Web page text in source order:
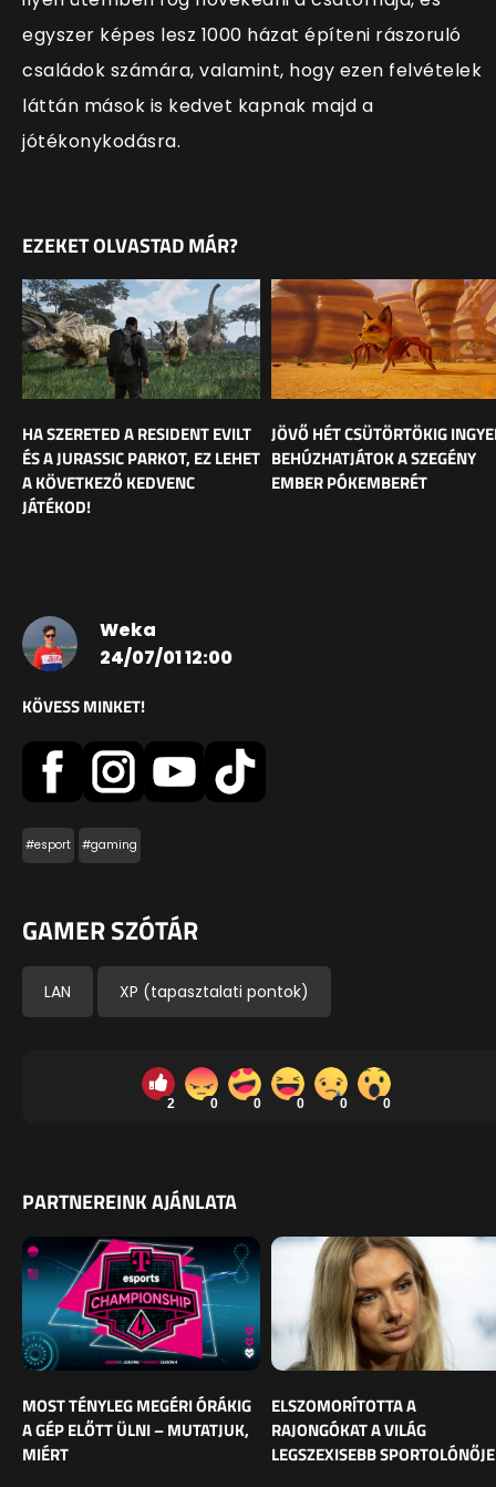
egyszer képes lesz 1000 házat építeni rászoruló
családok számára, valamint, hogy ezen felvételek
láttán mások is kedvet kapnak majd a
jótékonykodásra.
EZEKET OLVASTAD MÁR?
HA SZERETED A RESIDENT EVILT
ÉS A JURASSIC PARKOT, EZ LEHET
A KÖVETKEZŐ KEDVENC
JÁTÉKOD!
JÖVŐ HÉT CSÜTÖRTÖKIG
BEHÚZHATJÁTOK A SZEGÉNY
EMBER PÓKEMBERÉT
Weka
24/07/01 12:00
KÖVESS MINKET!
#esport #gaming
GAMER SZÓTÁR
LAN XP (tapasztalati pontok)
2 0 0 0 0 0
PARTNEREINK AJÁNLATA
MOST TÉNYLEG MEGÉRI ÓRÁKIG
A GÉP ELŐTT ÜLNI – MUTATJUK,
MIÉRT
ELSZOMORÍTOTTA A
RAJONGÓKAT A VILÁG
LEGSZEXISEBB SPORTOLÓNŐJE